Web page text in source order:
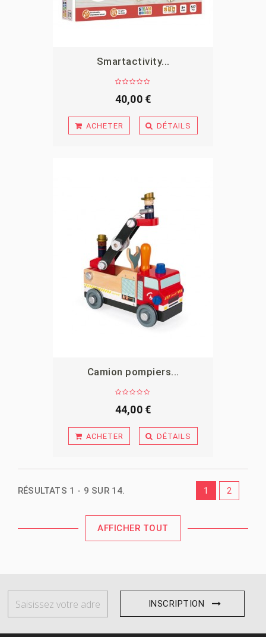
APERÇU
Smartactivity...
40,00 €
ACHETER DÉTAILS
APERÇU
Camion pompiers...
44,00 €
ACHETER DÉTAILS
RÉSULTATS 1 - 9 SUR 14. 1 2
AFFICHER TOUT
INSCRIPTION